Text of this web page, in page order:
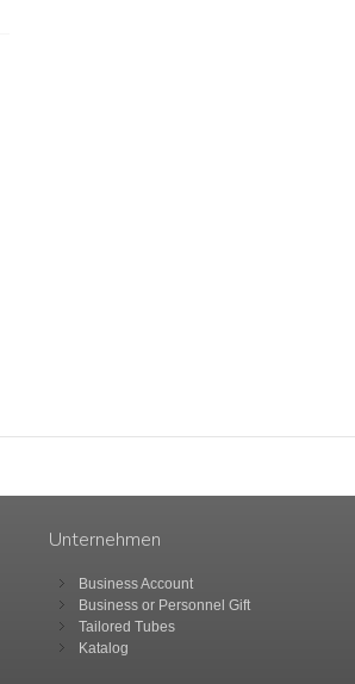
Unternehmen
Business Account
Business or Personnel Gift
Tailored Tubes
Katalog